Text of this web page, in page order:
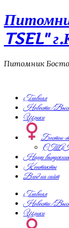
TSEL"
Питомник
Главная
Новости/
Щенки
Бостон-
Наши
Контакты
Вход на сайт
Главная
Новости/
Щенки